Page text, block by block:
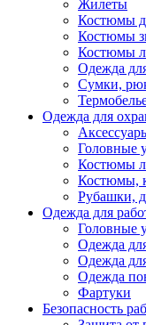
Жилеты
Костюмы
Костюмы
Костюмы
Одежда
Сумки,
Одежда для
Головные
Костюмы
Костюмы,
Рубашки,
Одежда для
Головные
Одежда
Одежда
Одежда
Фартуки
Безопасность